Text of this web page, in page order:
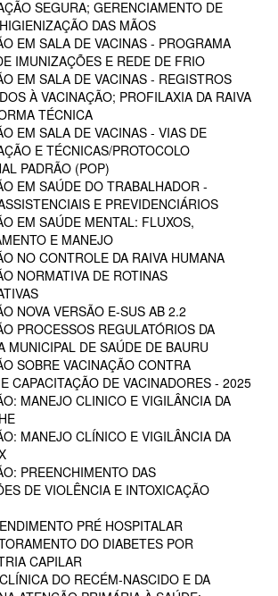
SEGURA; GERENCIAMENTO DE
DAS MÃOS
EM SALA DE VACINAS - PROGRAMA
IMUNIZAÇÕES E REDE DE FRIO
EM SALA DE VACINAS - REGISTROS
À VACINAÇÃO; PROFILAXIA DA RAIVA
TÉCNICA
EM SALA DE VACINAS - VIAS DE
E TÉCNICAS/PROTOCOLO
PADRÃO (POP)
EM SAÚDE DO TRABALHADOR -
E PREVIDENCIÁRIOS
EM SAÚDE MENTAL: FLUXOS,
E MANEJO
NO CONTROLE DA RAIVA HUMANA
NORMATIVA DE ROTINAS
NOVA VERSÃO E-SUS AB 2.2
PROCESSOS REGULATÓRIOS DA
MUNICIPAL DE SAÚDE DE BAURU
SOBRE VACINAÇÃO CONTRA
CAPACITAÇÃO DE VACINADORES - 2025
MANEJO CLINICO E VIGILÂNCIA DA
MANEJO CLÍNICO E VIGILÂNCIA DA
PREENCHIMENTO DAS
DE VIOLÊNCIA E INTOXICAÇÃO
PRÉ HOSPITALAR
DO DIABETES POR
CAPILAR
DO RECÉM-NASCIDO E DA